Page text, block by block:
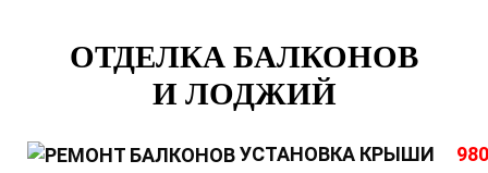
ОТДЕЛКА БАЛКОНОВ
И ЛОДЖИЙ
УСТАНОВКА КРЫШИ